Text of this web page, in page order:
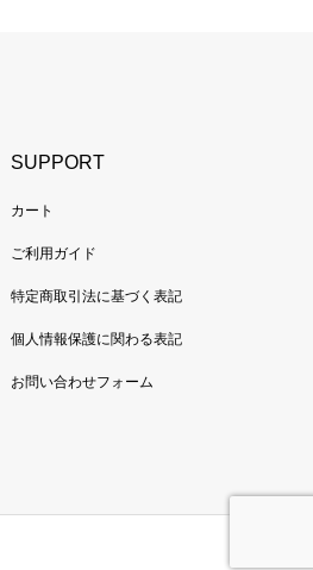
SUPPORT
カート
ご利用ガイド
特定商取引法に基づく表記
個人情報保護に関わる表記
お問い合わせフォーム